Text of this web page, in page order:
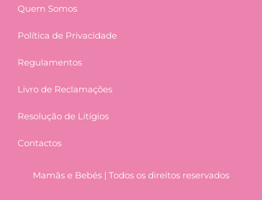
Quem Somos
Política de Privacidade
Regulamentos
Livro de Reclamações
Resolução de Litígios
Contactos
Mamãs e Bebés | Todos os direitos reservados